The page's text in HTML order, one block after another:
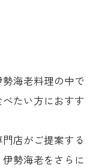
婚式 1.5次会・
重/お食い初め重)
海老料理の中で
たい方におすす
店がご提案する
勢海老をさらに